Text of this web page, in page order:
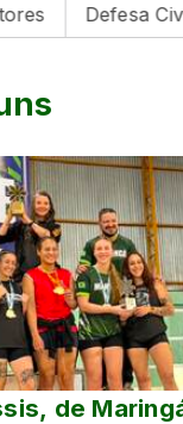
Civil emite
de